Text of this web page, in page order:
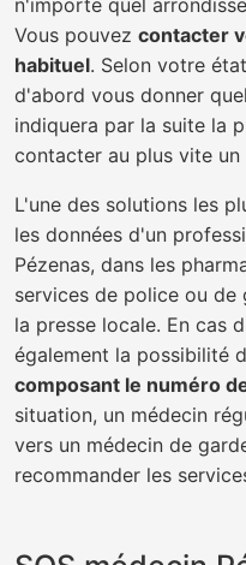
n'importe quel
Vous pouvez contacter
habituel. Selon votre
d'abord vous donner
indiquera par la suite la
contacter au plus vite un
L'une des solutions les
les données d'un
Pézenas, dans les
services de police ou de
la presse locale. En cas
également la possibilité
composant le numéro
situation, un médecin
vers un médecin de
recommander les